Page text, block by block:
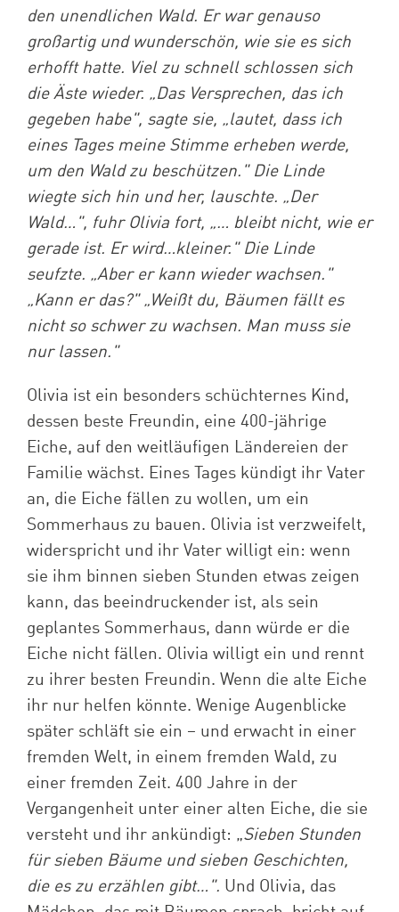
den unendlichen Wald. Er war genauso
großartig und wunderschön, wie sie es sich
erhofft hatte. Viel zu schnell schlossen sich
die Äste wieder. „Das Versprechen, das ich
gegeben habe", sagte sie, „lautet, dass ich
eines Tages meine Stimme erheben werde,
um den Wald zu beschützen." Die Linde
wiegte sich hin und her, lauschte. „Der
Wald…", fuhr Olivia fort, „… bleibt nicht, wie er
gerade ist. Er wird…kleiner." Die Linde
seufzte. „Aber er kann wieder wachsen."
„Kann er das?" „Weißt du, Bäumen fällt es
nicht so schwer zu wachsen. Man muss sie
nur lassen."
Olivia ist ein besonders schüchternes Kind,
dessen beste Freundin, eine 400-jährige
Eiche, auf den weitläufigen Ländereien der
Familie wächst. Eines Tages kündigt ihr Vater
an, die Eiche fällen zu wollen, um ein
Sommerhaus zu bauen. Olivia ist verzweifelt,
widerspricht und ihr Vater willigt ein: wenn
sie ihm binnen sieben Stunden etwas zeigen
kann, das beeindruckender ist, als sein
geplantes Sommerhaus, dann würde er die
Eiche nicht fällen. Olivia willigt ein und rennt
zu ihrer besten Freundin. Wenn die alte Eiche
ihr nur helfen könnte. Wenige Augenblicke
später schläft sie ein – und erwacht in einer
fremden Welt, in einem fremden Wald, zu
einer fremden Zeit. 400 Jahre in der
Vergangenheit unter einer alten Eiche, die sie
versteht und ihr ankündigt: „Sieben Stunden
für sieben Bäume und sieben Geschichten,
die es zu erzählen gibt…". Und Olivia, das